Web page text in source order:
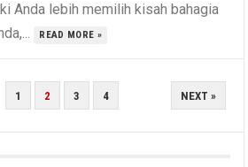
Anda lebih memilih kisah bahagia
READ MORE »
1 2 3 4 NEXT »